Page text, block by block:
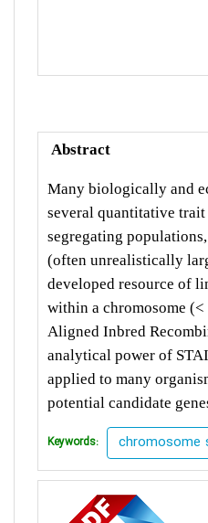
Abstract
Many biologically and
several quantitative
segregating
(often unrealistically
developed resource of
within a chromosome
Aligned Inbred
analytical power of
applied to many
potential candidate
Keywords: chromosome